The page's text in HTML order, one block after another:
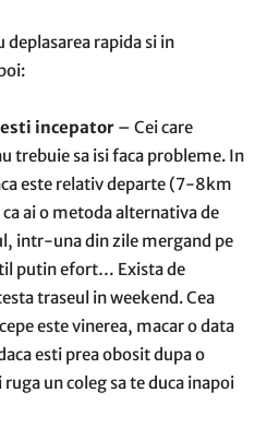
rapida si in
incepator – Cei care
trebuie sa isi faca probleme. In
este relativ departe (7-8km
ai o metoda alternativa de
intr-una din zile mergand pe
putin efort… Exista de
traseul in weekend. Cea
este vinerea, macar o data
esti prea obosit dupa o
un coleg sa te duca inapoi